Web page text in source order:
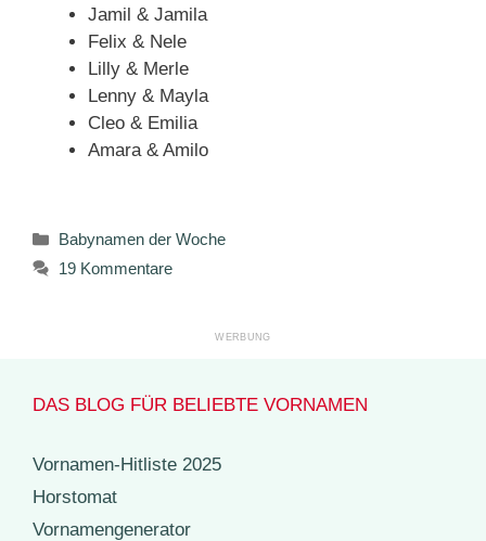
Jamil & Jamila
Felix & Nele
Lilly & Merle
Lenny & Mayla
Cleo & Emilia
Amara & Amilo
Kategorien
Babynamen der Woche
19 Kommentare
DAS BLOG FÜR BELIEBTE VORNAMEN
Vornamen-Hitliste 2025
Horstomat
Vornamengenerator